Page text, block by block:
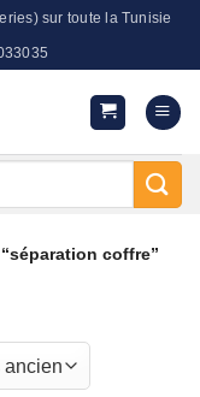
sur toute la Tunisie
coffre”